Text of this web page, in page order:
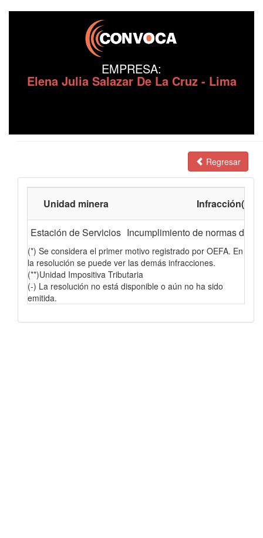
EMPRESA:
Elena Julia Salazar De La Cruz - Lima
Regresar
Unidad minera Infracción(*)
Estación de Servicios Incumplimiento de normas de
(*) Se considera el primer motivo registrado por OEFA. En
la resolución se puede ver las demás infracciones.
(**)Unidad Impositiva Tributaria
(-) La resolución no está disponible o aún no ha sido
emitida.